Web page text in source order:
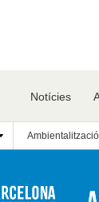
Notícies